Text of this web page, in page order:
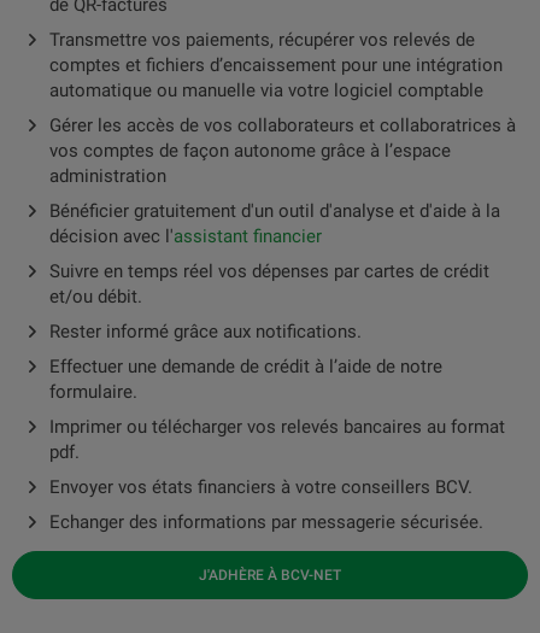
de QR-factures
Transmettre vos paiements, récupérer vos relevés de
comptes et fichiers d’encaissement pour une intégration
automatique ou manuelle via votre logiciel comptable
Gérer les accès de vos collaborateurs et collaboratrices à
vos comptes de façon autonome grâce à l’espace
administration
Bénéficier gratuitement d'un outil d'analyse et d'aide à la
décision avec l'assistant financier
Suivre en temps réel vos dépenses par cartes de crédit
et/ou débit.
Rester informé grâce aux notifications.
Effectuer une demande de crédit à l’aide de notre
formulaire.
Imprimer ou télécharger vos relevés bancaires au format
pdf.
Envoyer vos états financiers à votre conseillers BCV.
Echanger des informations par messagerie sécurisée.
J'ADHÈRE À BCV-NET